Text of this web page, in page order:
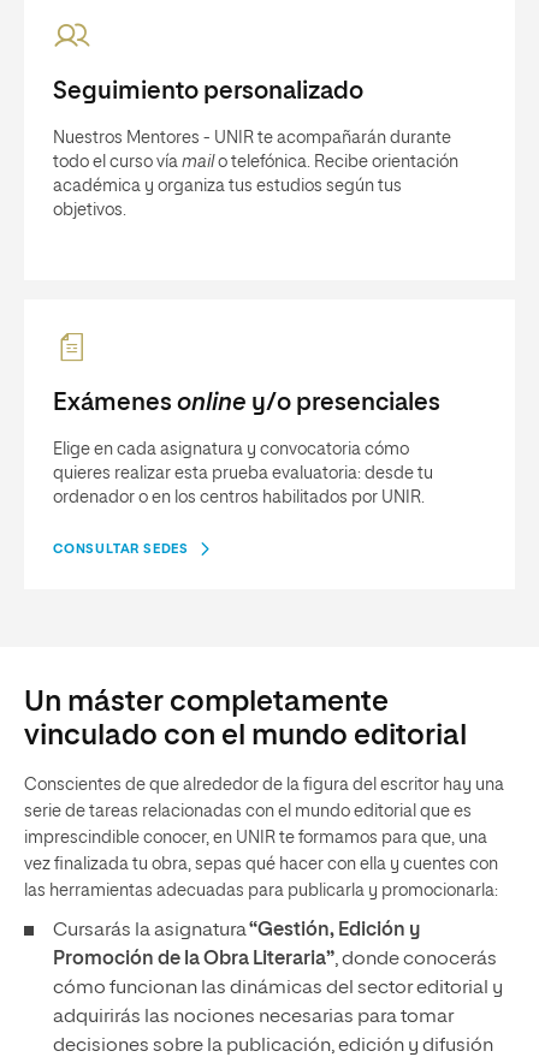
Seguimiento personalizado
Nuestros Mentores - UNIR te acompañarán durante
todo el curso vía mail o telefónica. Recibe orientación
académica y organiza tus estudios según tus
objetivos.
Exámenes online y/o presenciales
Elige en cada asignatura y convocatoria cómo
quieres realizar esta prueba evaluatoria: desde tu
ordenador o en los centros habilitados por UNIR.
CONSULTAR SEDES
Un máster completamente
vinculado con el mundo editorial
Conscientes de que alrededor de la figura del escritor hay una
serie de tareas relacionadas con el mundo editorial que es
imprescindible conocer, en UNIR te formamos para que, una
vez finalizada tu obra, sepas qué hacer con ella y cuentes con
las herramientas adecuadas para publicarla y promocionarla:
Cursarás la asignatura“Gestión, Edición y
Promoción de la Obra Literaria”, donde conocerás
cómo funcionan las dinámicas del sector editorial y
adquirirás las nociones necesarias para tomar
decisiones sobre la publicación, edición y difusión